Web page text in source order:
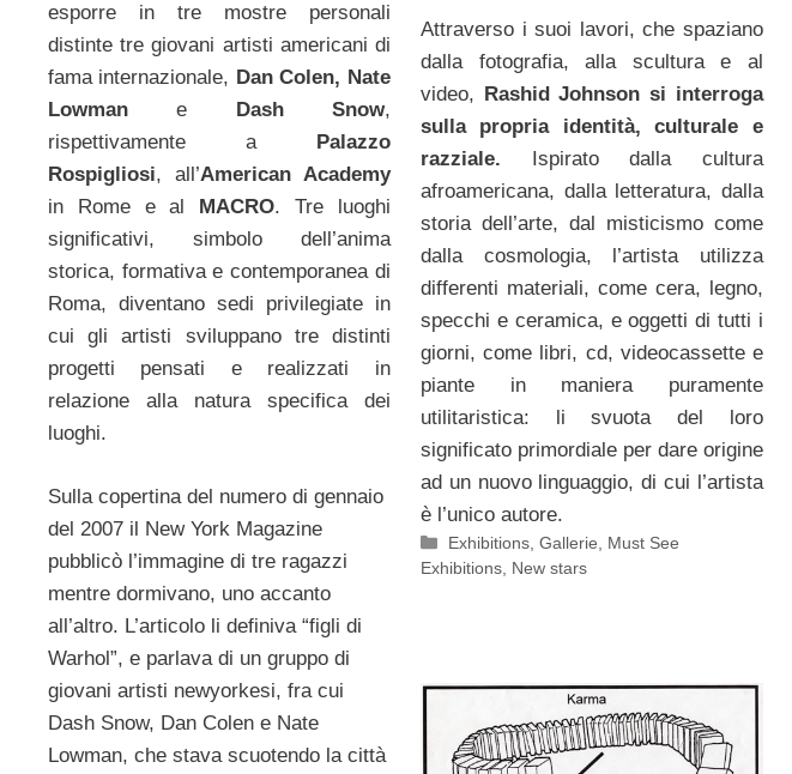
esporre in tre mostre personali
distinte tre giovani artisti americani di
fama internazionale, Dan Colen, Nate
Lowmane Dash Snow,
rispettivamente a
Palazzo
Rospigliosi, all’American Academy
in Rome e al
MACRO. Tre luoghi
significativi, simbolo dell’anima
storica, formativa e contemporanea di
Roma, diventano sedi privilegiate in
cui gli artisti sviluppano tre distinti
progetti pensati e realizzati in
relazione alla natura specifica dei
luoghi.
Sulla copertina del numero di gennaio
del 2007 il New York Magazine
pubblicò l’immagine di tre ragazzi
mentre dormivano, uno accanto
all’altro. L’articolo li definiva “figli di
Warhol”, e parlava di un gruppo di
giovani artisti newyorkesi, fra cui
Dash Snow, Dan Colen e Nate
Lowman, che stava scuotendo la città
Attraverso i suoi lavori, che spaziano
dalla fotografia, alla scultura e al
video, Rashid Johnson si interroga
sulla propria identità, culturale e
razziale. Ispirato dalla cultura
afroamericana, dalla letteratura, dalla
storia dell’arte, dal misticismo come
dalla cosmologia, l’artista utilizza
differenti materiali, come cera, legno,
specchi e ceramica, e oggetti di tutti i
giorni, come libri, cd, videocassette e
piante in maniera puramente
utilitaristica: li svuota del loro
significato primordiale per dare origine
ad un nuovo linguaggio, di cui l’artista
è l’unico autore.
Categorie
Exhibitions ,Gallerie
Must See
Exhibitions, New stars